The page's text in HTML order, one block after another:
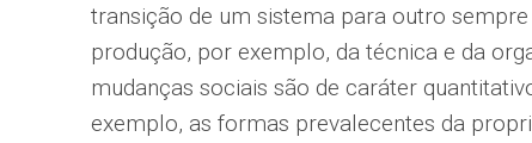
transição de um sistema para outro
produção, por exemplo, da técnica e da
mudanças sociais são de caráter
exemplo, as formas prevalecentes da